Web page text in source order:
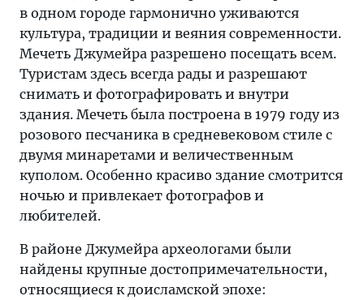
в одном городе гармонично уживаются
культура, традиции и веяния современности.
Мечеть Джумейра разрешено посещать всем.
Туристам здесь всегда рады и разрешают
снимать и фотографировать и внутри
здания. Мечеть была построена в 1979 году из
розового песчаника в средневековом стиле с
двумя минаретами и величественным
куполом. Особенно красиво здание смотрится
ночью и привлекает фотографов и
любителей.
В районе Джумейра археологами были
найдены крупные достопримечательности,
относящиеся к доисламской эпохе: